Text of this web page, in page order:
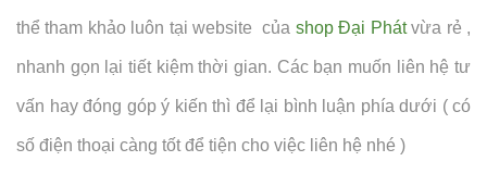
thể tham khảo luôn tại website của shop Đại Phátvừa rẻ ,
nhanh gọn lại tiết kiệm thời gian. Các bạn muốn liên hệ tư
vấn hay đóng góp ý kiến thì để lại bình luận phía dưới ( có
số điện thoại càng tốt để tiện cho việc liên hệ nhé )